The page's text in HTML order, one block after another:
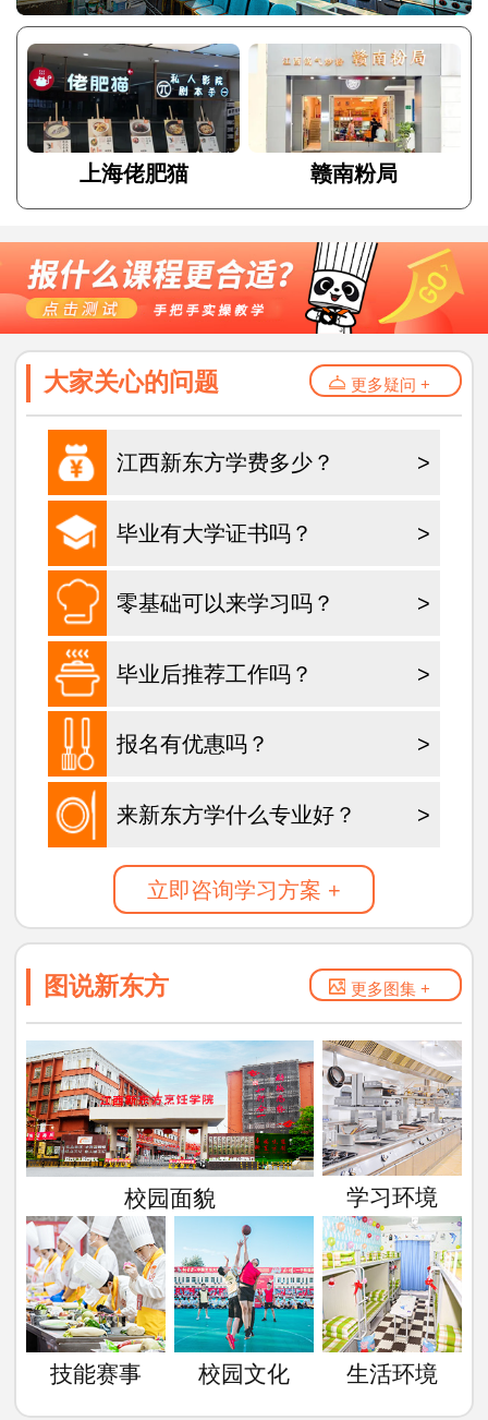
上海佬肥猫 赣南粉局
大家关心的问题 更多疑问 +
江西新东方学费多少？ >
毕业有大学证书吗？ >
零基础可以来学习吗？ >
毕业后推荐工作吗？ >
报名有优惠吗？ >
来新东方学什么专业好？ >
立即咨询学习方案 +
图说新东方 更多图集 +
校园面貌 学习环境
技能赛事 校园文化 生活环境